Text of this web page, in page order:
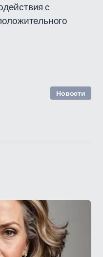
с
Новости